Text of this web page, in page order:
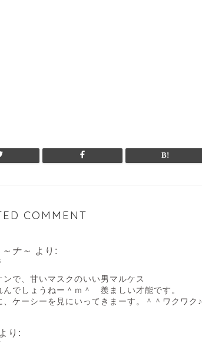
COMMENT
ナ～ より:
ンで、甘いマスクのいい男マルケス
んでしょうねー＾ｍ＾ 羨ましい才能です。
、ケーシーを見にいってきまーす。＾＾ワクワク♪
より: